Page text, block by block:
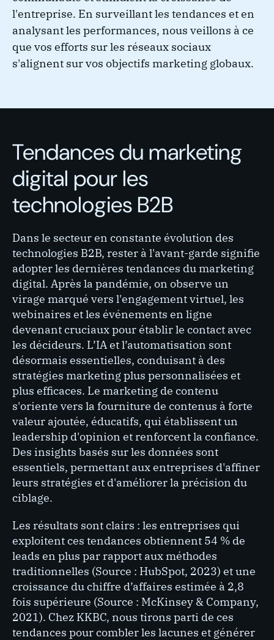
l'entreprise. En surveillant les tendances et en
analysant les performances, nous veillons à ce
que vos efforts sur les réseaux sociaux
s'alignent sur vos objectifs marketing globaux.
Tendances du marketing
digital pour les
technologies B2B
Dans le secteur en constante évolution des
technologies B2B, rester à l'avant-garde signifie
adopter les dernières tendances du marketing
digital. Après la pandémie, on observe un
virage marqué vers l'engagement virtuel, les
webinaires et les événements en ligne
devenant cruciaux pour établir le contact avec
les décideurs. L’IA et l’automatisation sont
désormais essentielles, conduisant à des
stratégies marketing plus personnalisées et
plus efficaces. Le marketing de contenu
s'oriente vers la fourniture de contenus à forte
valeur ajoutée, éducatifs, qui établissent un
leadership d'opinion et renforcent la confiance.
Des insights basés sur les données sont
essentiels, permettant aux entreprises d'affiner
leurs stratégies et d'améliorer la précision du
ciblage.
Les résultats sont clairs : les entreprises qui
exploitent ces tendances obtiennent 54 % de
leads en plus par rapport aux méthodes
traditionnelles (Source : HubSpot, 2023) et une
croissance du chiffre d’affaires estimée à 2,8
fois supérieure (Source : McKinsey & Company,
2021). Chez KKBC, nous tirons parti de ces
tendances pour combler les lacunes et générer